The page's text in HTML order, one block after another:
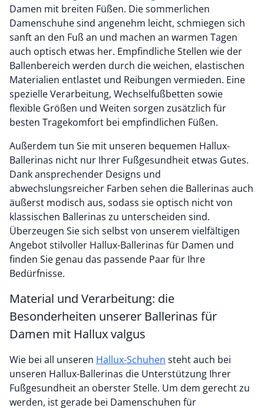
Damen mit breiten Füßen. Die sommerlichen
Damenschuhe sind angenehm leicht, schmiegen sich
sanft an den Fuß an und machen an warmen Tagen
auch optisch etwas her. Empfindliche Stellen wie der
Ballenbereich werden durch die weichen, elastischen
Materialien entlastet und Reibungen vermieden. Eine
spezielle Verarbeitung, Wechselfußbetten sowie
flexible Größen und Weiten sorgen zusätzlich für
besten Tragekomfort bei empfindlichen Füßen.
Außerdem tun Sie mit unseren bequemen Hallux-
Ballerinas nicht nur Ihrer Fußgesundheit etwas Gutes.
Dank ansprechender Designs und
abwechslungsreicher Farben sehen die Ballerinas auch
äußerst modisch aus, sodass sie optisch nicht von
klassischen Ballerinas zu unterscheiden sind.
Überzeugen Sie sich selbst von unserem vielfältigen
Angebot stilvoller Hallux-Ballerinas für Damen und
finden Sie genau das passende Paar für Ihre
Bedürfnisse.
Material und Verarbeitung: die
Besonderheiten unserer Ballerinas für
Damen mit Hallux valgus
Wie bei all unseren Hallux-Schuhen steht auch bei
unseren Hallux-Ballerinas die Unterstützung Ihrer
Fußgesundheit an oberster Stelle. Um dem gerecht zu
werden, ist gerade bei Damenschuhen für